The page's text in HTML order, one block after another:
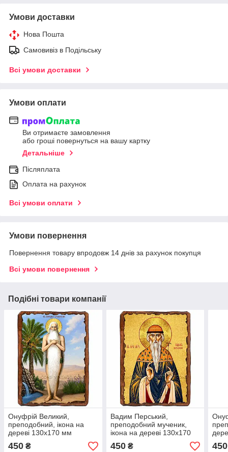
Умови доставки
Нова Пошта
Самовивіз в Подільську
Всі умови доставки
Умови оплати
Ви отримаєте замовлення
або гроші повернуться на вашу картку
Детальніше
Післяплата
Оплата на рахунок
Всі умови оплати
Умови повернення
Повернення товару впродовж 14 днів за рахунок покупця
Всі умови повернення
Подібні товари компанії
Онуфрій Великий,
преподобний, ікона на
дереві 130х170 мм
(П-4137-1)
450 ₴
Вадим Перський,
преподобний мученик,
ікона на дереві 130х170
мм (П-1023-1)
450₴
(Н-
450